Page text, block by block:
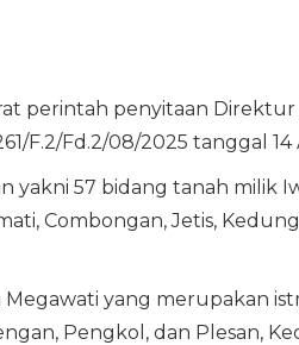
perintah penyitaan Direktur
F.2/Fd.2/08/2025 tanggal 14
57 bidang tanah milik
Combongan, Jetis,
yang merupakan
Pengkol, dan Plesan,